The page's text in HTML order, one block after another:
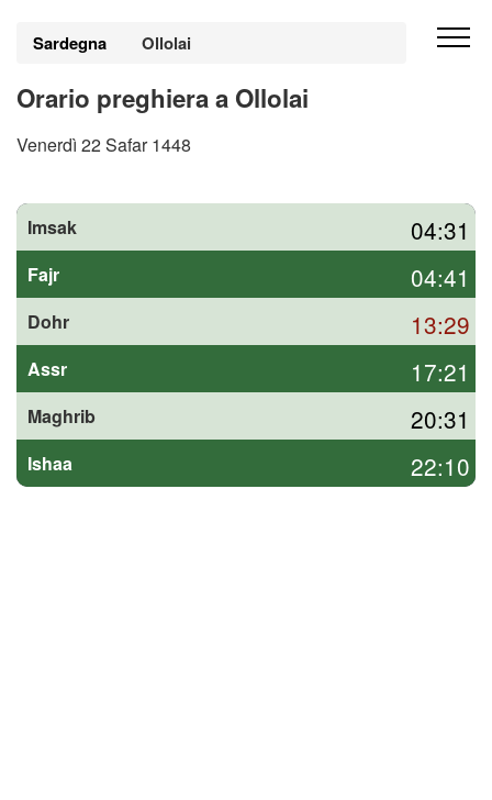
Sardegna Ollolai
Orario preghiera a Ollolai
Venerdì 22 Safar 1448
Imsak 04:31
Fajr 04:41
Dohr 13:29
Assr 17:21
Maghrib 20:31
Ishaa 22:10